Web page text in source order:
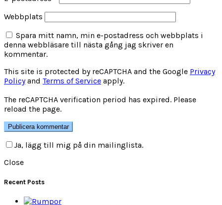
Webbplats
Spara mitt namn, min e-postadress och webbplats i
denna webbläsare till nästa gång jag skriver en
kommentar.
This site is protected by reCAPTCHA and the Google Privacy
Policyand Terms of Service apply.
The reCAPTCHA verification period has expired. Please
reload the page.
Ja, lägg till mig på din mailinglista.
Close
Recent Posts